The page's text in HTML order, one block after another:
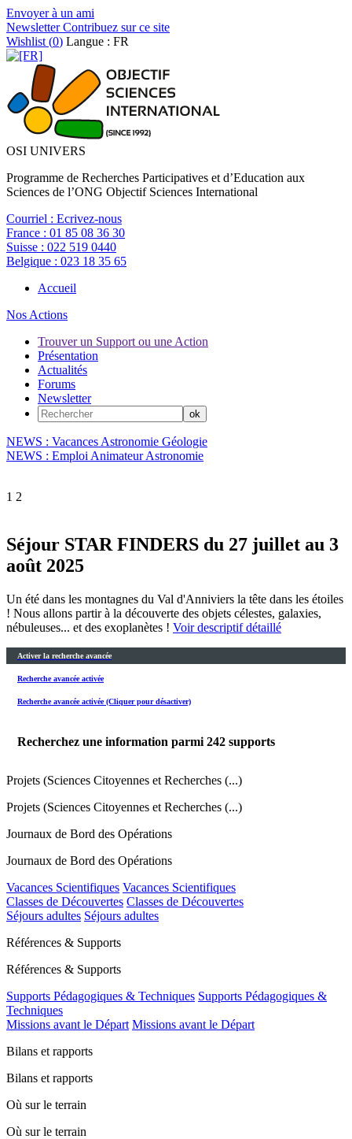
Envoyer à un ami
NewsletterContribuez sur ce site
Wishlist (0) Langue : FR
OSI UNIVERS
Programme de Recherches Participatives et d’Education aux
Sciences de l’ONG Objectif Sciences International
Courriel : Ecrivez-nous
France : 01 85 08 36 30
Suisse : 022 519 0440
Belgique : 023 18 35 65
Accueil
Nos Actions
Trouver un Support ou une Action
Présentation
Actualités
Forums
Newsletter
NEWS : Vacances Astronomie Géologie
NEWS : Emploi Animateur Astronomie
1 2
Séjour STAR FINDERS du 27 juillet au 3
août 2025
Un été dans les montagnes du Val d'Anniviers la tête dans les étoiles
! Nous allons partir à la découverte des objets célestes, galaxies,
nébuleuses... et des exoplanètes ! Voir descriptif détaillé
Activer la recherche avancée
Recherche avancée activée
Recherche avancée activée (Cliquer pour désactiver)
Recherchez une information parmi 242 supports
Projets (Sciences Citoyennes et Recherches (...)
Projets (Sciences Citoyennes et Recherches (...)
Journaux de Bord des Opérations
Journaux de Bord des Opérations
Vacances Scientifiques Vacances Scientifiques
Classes de Découvertes Classes de Découvertes
Séjours adultes Séjours adultes
Références & Supports
Références & Supports
Supports Pédagogiques & Techniques Supports Pédagogiques &
Techniques
Missions avant le Départ Missions avant le Départ
Bilans et rapports
Bilans et rapports
Où sur le terrain
Où sur le terrain